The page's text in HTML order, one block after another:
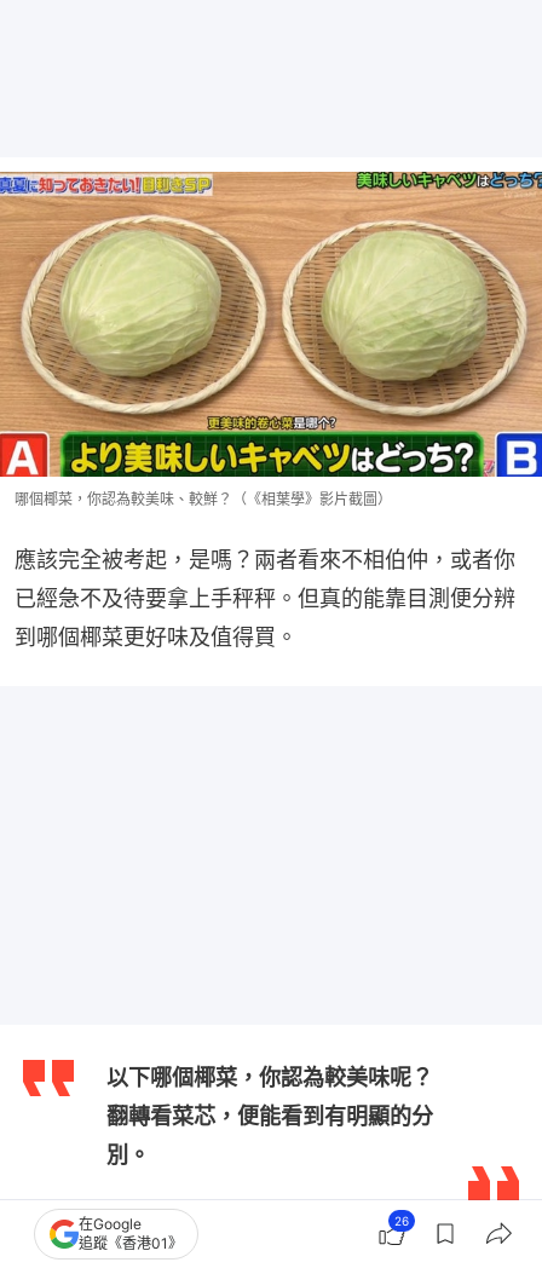
哪個椰菜，你認為較美味、較鮮？（《相葉學》影片截圖）
應該完全被考起，是嗎？兩者看來不相伯仲，或者你
已經急不及待要拿上手秤秤。但真的能靠目測便分辨
到哪個椰菜更好味及值得買。
以下哪個椰菜，你認為較美味呢？
翻轉看菜芯，便能看到有明顯的分
別。
在Google
追蹤《香港01》
26